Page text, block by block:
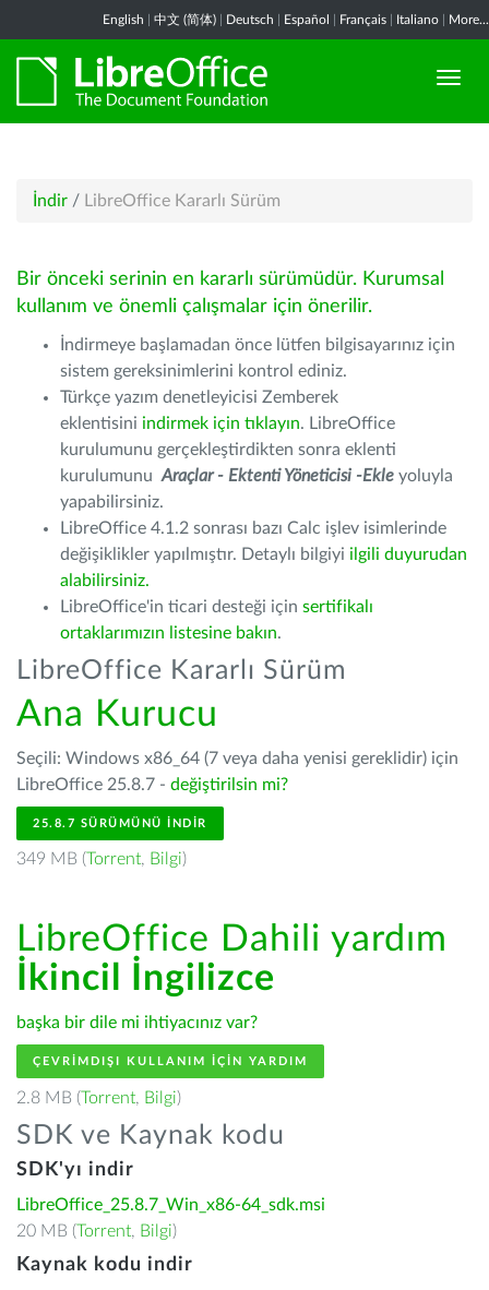
English 中文 (简体) Deutsch Español Français Italiano More...
İndir / LibreOffice Kararlı Sürüm
Bir önceki serinin en kararlı sürümüdür. Kurumsal
kullanım ve önemli çalışmalar için önerilir.
İndirmeye başlamadan önce lütfen bilgisayarınız için
sistem gereksinimlerini kontrol ediniz.
Türkçe yazım denetleyicisi Zemberek
eklentisini indirmek için tıklayın. LibreOffice
kurulumunu gerçekleştirdikten sonra eklenti
kurulumunu Araçlar - Ektenti Yöneticisi -Ekle yoluyla
yapabilirsiniz.
LibreOffice 4.1.2 sonrası bazı Calc işlev isimlerinde
değişiklikler yapılmıştır. Detaylı bilgiyi ilgili duyurudan
alabilirsiniz.
LibreOffice'in ticari desteği için sertifikalı
ortaklarımızın listesine bakın.
LibreOffice Kararlı Sürüm
Ana Kurucu
Seçili: Windows x86_64 (7 veya daha yenisi gereklidir) için
LibreOffice 25.8.7 - değiştirilsin mi?
25.8.7 SÜRÜMÜNÜ İNDIR
349 MB (Torrent, Bilgi)
LibreOffice Dahili yardım
İkincil İngilizce
başka bir dile mi ihtiyacınız var?
ÇEVRIMDIŞI KULLANIM IÇIN YARDIM
2.8 MB (Torrent, Bilgi)
SDK ve Kaynak kodu
SDK'yı indir
LibreOffice_25.8.7_Win_x86-64_sdk.msi
20 MB (Torrent, Bilgi)
Kaynak kodu indir